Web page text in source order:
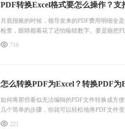
PDF转换Excel格式要怎么操作？
月底报账的时候，领导发来的PDF费用明细全
检查，眼睛都看花了还怕输错数字。要是能把
质的单子慢慢打字了，本来要干两小时的活半
716
怎么转换PDF为Excel？转换PDF为
如何将那些看似无法编辑的PDF文件转换成方
几个简单的步骤，你就可以轻松地将PDF文件
的转换技巧吧！
221